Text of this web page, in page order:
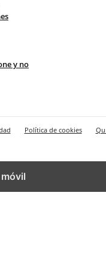
y no
Política de cookies